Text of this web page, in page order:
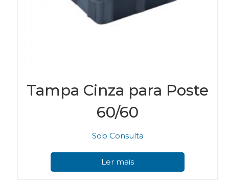
Tampa Cinza para Poste
60/60
Sob Consulta
Ler mais